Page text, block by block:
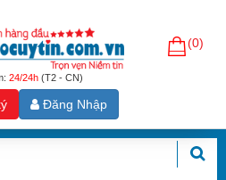
24/24h(T2 - CN)
(0)
Đăng Nhập